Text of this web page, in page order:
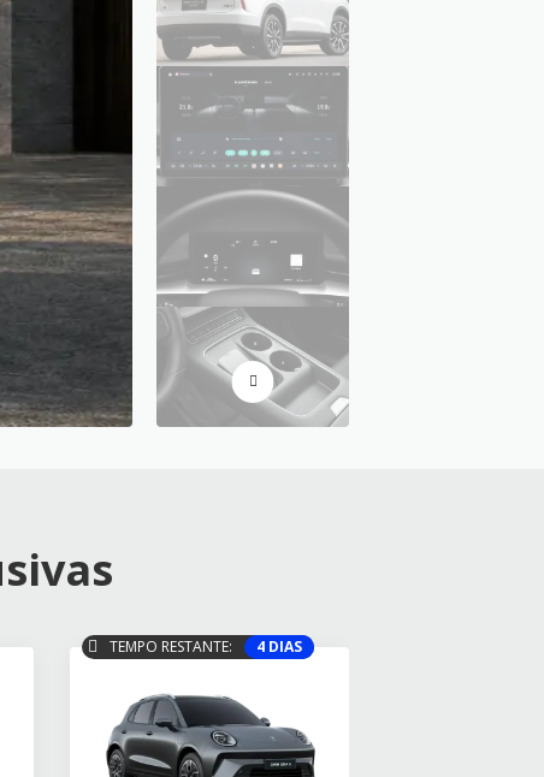
TEMPO RESTANTE: 4 DIAS